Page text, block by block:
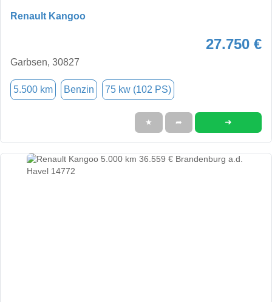
Renault Kangoo
27.750 €
Garbsen, 30827
5.500 km Benzin 75 kw (102 PS)
★ ➦ ➜